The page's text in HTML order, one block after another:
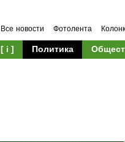
Все новости Фотолента
[ i ] Политика